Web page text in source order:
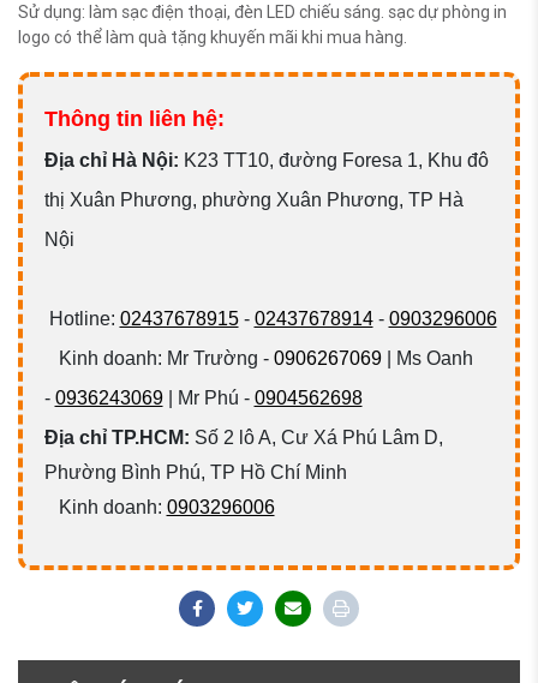
Sử dụng: làm sạc điện thoại, đèn LED chiếu sáng. sạc dự phòng in
logo có thể làm quà tặng khuyến mãi khi mua hàng.
Thông tin liên hệ:
Địa chỉ Hà Nội: K23 TT10, đường Foresa 1, Khu đô
thị Xuân Phương, phường Xuân Phương, TP Hà
Nội
Hotline: 02437678915- 02437678914- 0903296006
Kinh doanh: Mr Trường - 0906267069| Ms Oanh
- 0936243069| Mr Phú - 0904562698
Địa chỉ TP.HCM: Số 2 lô A, Cư Xá Phú Lâm D,
Phường Bình Phú, TP Hồ Chí Minh
Kinh doanh: 0903296006